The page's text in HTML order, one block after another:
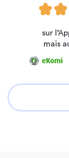
sur
mais